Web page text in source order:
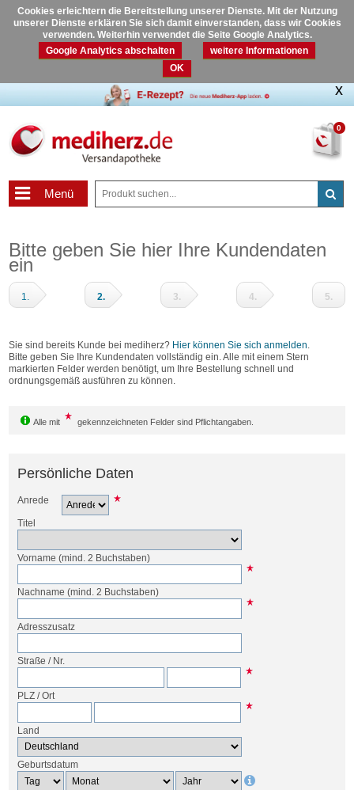
Cookies erleichtern die Bereitstellung unserer Dienste. Mit der Nutzung
unserer Dienste erklären Sie sich damit einverstanden, dass wir Cookies
verwenden. Weiterhin verwendet die Seite Google Analytics.
Google Analytics abschalten
weitere Informationen
OK
0
Menü
Bitte geben Sie hier Ihre Kundendaten
ein
1. 2. 3. 4.
und
Bestellen
5.
Sie sind bereits Kunde bei mediherz? Hier können Sie sich anmelden.
Bitte geben Sie Ihre Kundendaten vollständig ein. Alle mit einem Stern
markierten Felder werden benötigt, um Ihre Bestellung schnell und
ordnungsgemäß ausführen zu können.
Alle mit gekennzeichneten Felder sind Pflichtangaben.
Persönliche Daten
Anrede
Titel
Vorname (mind. 2 Buchstaben)
Nachname (mind. 2 Buchstaben)
Adresszusatz
Straße / Nr.
PLZ/Ort
Land
Geburtsdatum